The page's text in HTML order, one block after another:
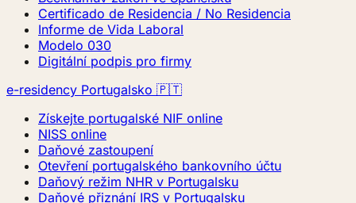
Certificado de Residencia / No Residencia
Informe de Vida Laboral
Modelo 030
Digitální podpis pro firmy
e-residency Portugalsko 🇵🇹
Získejte portugalské NIF online
NISS online
Daňové zastoupení
Otevření portugalského bankovního účtu
Daňový režim NHR v Portugalsku
Daňové přiznání IRS v Portugalsku